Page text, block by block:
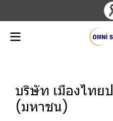
บริษัท เมืองไทย
(มหาชน)